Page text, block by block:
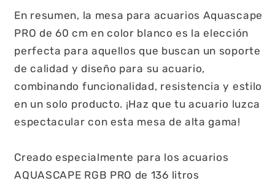
En resumen, la mesa para acuarios Aquascape
PRO de 60 cm en color blanco es la elección
perfecta para aquellos que buscan un soporte
de calidad y diseño para su acuario,
combinando funcionalidad, resistencia y estilo
en un solo producto. ¡Haz que tu acuario luzca
espectacular con esta mesa de alta gama!
Creado especialmente para los acuarios
AQUASCAPE RGB PRO de 136 litros